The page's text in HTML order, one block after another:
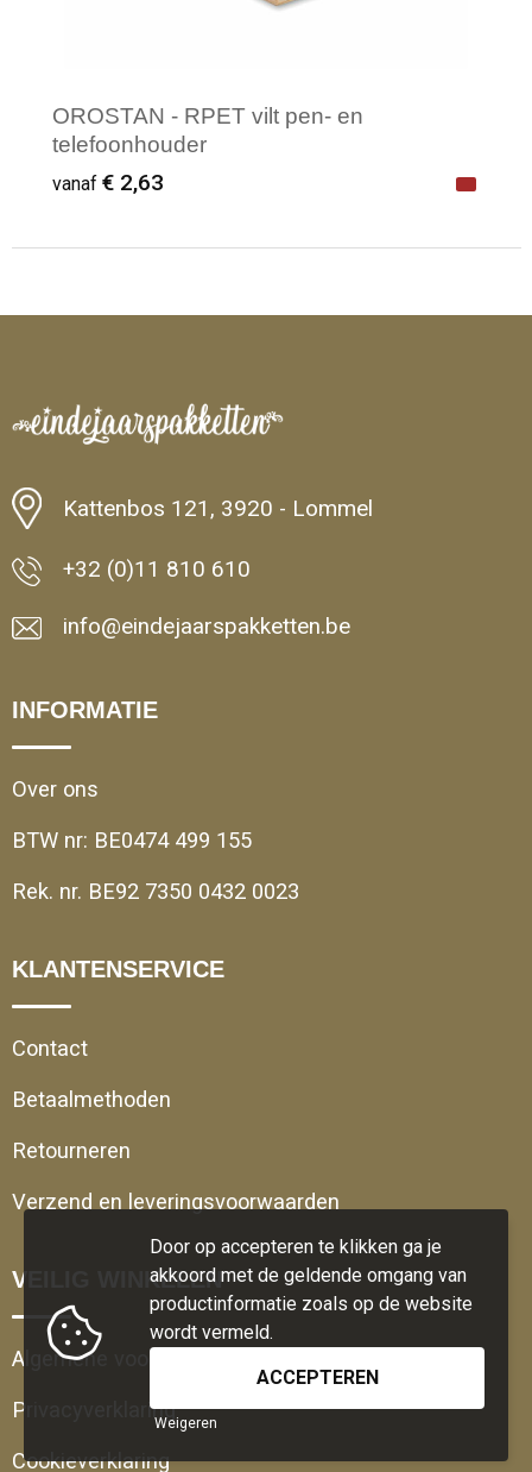
OROSTAN - RPET vilt pen- en
telefoonhouder
vanaf € 2,63
Minimale afname: 1
Kattenbos 121, 3920 - Lommel
+32 (0)11 810 610
info@eindejaarspakketten.be
INFORMATIE
Over ons
BTW nr: BE0474 499 155
Rek. nr. BE92 7350 0432 0023
KLANTENSERVICE
Contact
Betaalmethoden
Retourneren
Verzend en leveringsvoorwaarden
VEILIG WINKELEN
Algemene voorwaarden
Privacyverklaring
Cookieverklaring
Door op accepteren te klikken ga je
akkoord met de geldende omgang van
productinformatie zoals op de website
wordt vermeld.
Weigeren